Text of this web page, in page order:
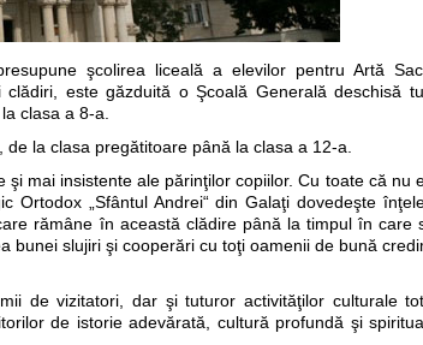
şcolirea liceală a elevilor pentru Artă
este găzduită o Şcoală Generală deschisă
clasa a 8-a.
la clasa pregătitoare până la clasa a 12-a.
mai insistente ale părinţilor copiilor. Cu toate că nu
Ortodox „Sfântul Andrei“ din Galaţi dovedeşte
rămâne în această clădire până la timpul în care
bunei slujiri şi cooperări cu toţi oamenii de bună
de vizitatori, dar şi tuturor activităţilor culturale
de istorie adevărată, cultură profundă şi